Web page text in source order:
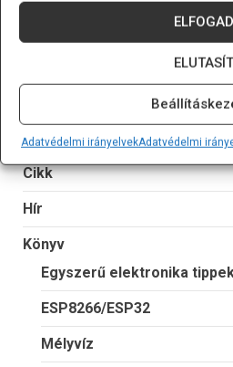
ELFOGAD
ELUTASÍT
Adatvédelmi irányelvekAdatvédelmi
→Tanulókészletek
TÉMAKÖRÖK
Cikk
Hír
Könyv
Egyszerű elektronika
ESP8266/ESP32
Mélyvíz